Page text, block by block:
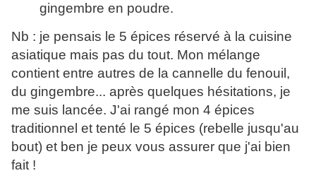
gingembre en poudre.
Nb : je pensais le 5 épices réservé à la cuisine
asiatique mais pas du tout. Mon mélange
contient entre autres de la cannelle du fenouil,
du gingembre... après quelques hésitations, je
me suis lancée. J'ai rangé mon 4 épices
traditionnel et tenté le 5 épices (rebelle jusqu'au
bout) et ben je peux vous assurer que j'ai bien
fait !